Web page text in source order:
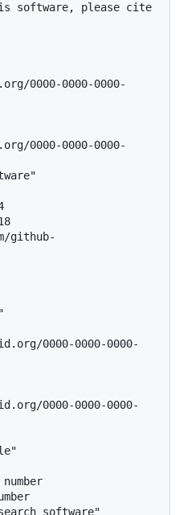
software, please cite
github-